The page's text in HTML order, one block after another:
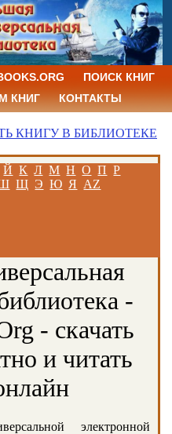
ПОИСК КНИГ
КНИГ
КОНТАКТЫ
КНИГУ В БИБЛИОТЕКЕ
Й К Л М Н О П Р
Щ Э Ю Я AZ
-
- скачать
и читать
электронной